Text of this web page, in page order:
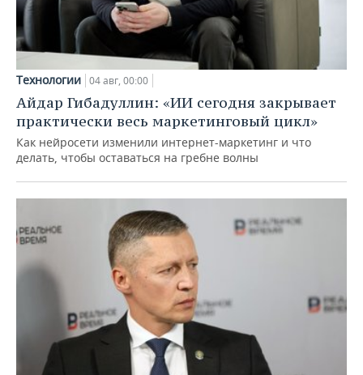
Технологии 04 авг, 00:00
Айдар Гибадуллин: «ИИ сегодня закрывает
практически весь маркетинговый цикл»
Как нейросети изменили интернет-маркетинг и что
делать, чтобы оставаться на гребне волны